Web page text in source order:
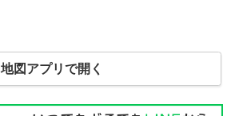
地図アプリで開く